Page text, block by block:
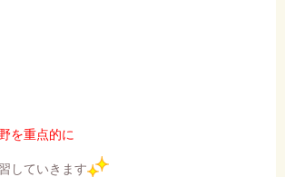
を重点的に
していきます